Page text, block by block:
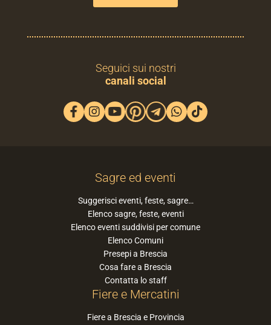
Seguici sui nostri
canali social
Sagre ed eventi
Suggerisci eventi, feste, sagre…
Elenco sagre, feste, eventi
Elenco eventi suddivisi per comune
Elenco Comuni
Presepi a Brescia
Cosa fare a Brescia
Contatta lo staff
Fiere e Mercatini
Fiere a Brescia e Provincia